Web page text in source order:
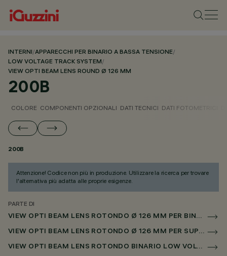
INTERNI/APPARECCHI PER BINARIO A BASSA TENSIONE/
LOW VOLTAGE TRACK SYSTEM/
VIEW OPTI BEAM LENS ROUND Ø 126 MM
200B
COLORE COMPONENTI OPZIONALI DATI TECNICI DATI FOTOMETRICI
200B
Attenzione! Codice non più in produzione. Utilizzare la ricerca per trovare
l'alternativa più adatta alle proprie esigenze.
PARTE DI
VIEW OPTI BEAM LENS ROTONDO Ø 126 MM PER BINARIO LOW VOLTAGE DALI POWERLINE
VIEW OPTI BEAM LENS ROTONDO Ø 126 MM PER SUPERRAIL DALI POWERLINE
VIEW OPTI BEAM LENS ROTONDO BINARIO LOW VOLTAGE Ø 126MM